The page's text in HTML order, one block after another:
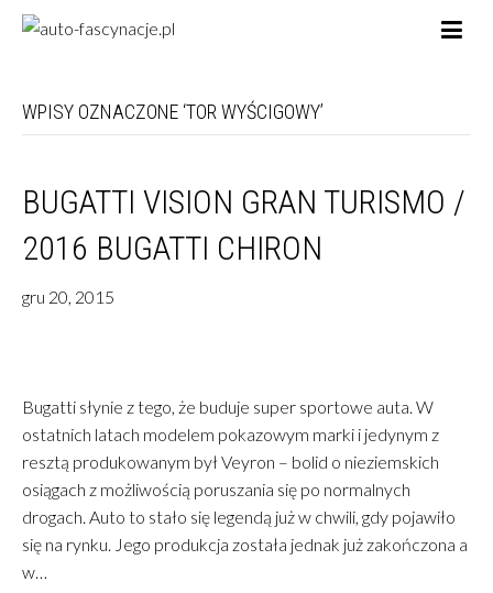
WPISY OZNACZONE ‘TOR WYŚCIGOWY’
BUGATTI VISION GRAN TURISMO /
2016 BUGATTI CHIRON
gru 20, 2015
Bugatti słynie z tego, że buduje super sportowe auta. W
ostatnich latach modelem pokazowym marki i jedynym z
resztą produkowanym był Veyron – bolid o nieziemskich
osiągach z możliwością poruszania się po normalnych
drogach. Auto to stało się legendą już w chwili, gdy pojawiło
się na rynku. Jego produkcja została jednak już zakończona a
w…